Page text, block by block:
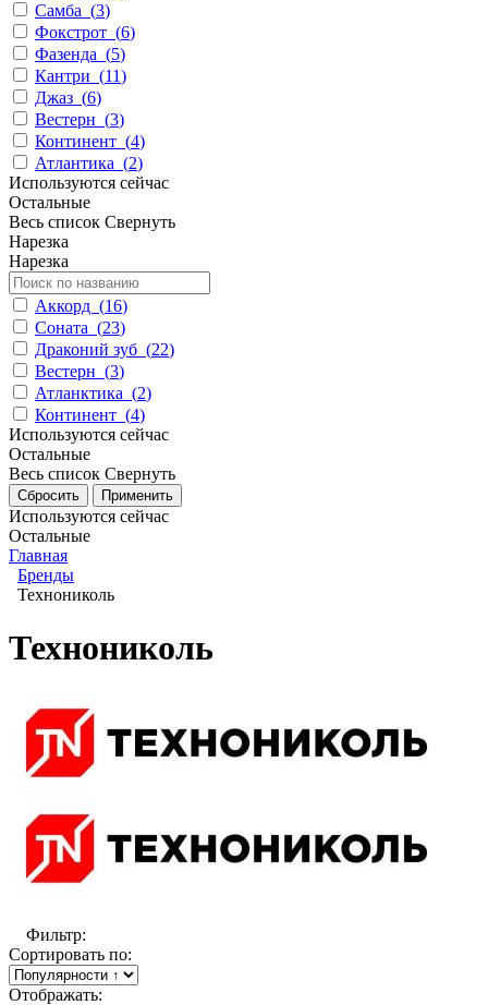
Самба (3)
Фокстрот (6)
Фазенда (5)
Кантри (11)
Джаз (6)
Вестерн (3)
Континент (4)
Атлантика (2)
Используются сейчас
Остальные
Весь список Свернуть
Нарезка
Нарезка
Аккорд (16)
Соната (23)
Драконий зуб (22)
Вестерн (3)
Атланктика (2)
Континент (4)
Используются сейчас
Остальные
Весь список Свернуть
Используются сейчас
Остальные
Главная
Бренды
Технониколь
Технониколь
Фильтр:
Сортировать по:
Отображать: